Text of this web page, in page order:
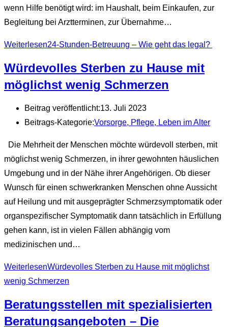
wenn Hilfe benötigt wird: im Haushalt, beim Einkaufen, zur
Begleitung bei Arztterminen, zur Übernahme…
Weiterlesen24-Stunden-Betreuung – Wie geht das legal?
Würdevolles Sterben zu Hause mit
möglichst wenig Schmerzen
Beitrag veröffentlicht:13. Juli 2023
Beitrags-Kategorie:Vorsorge, Pflege, Leben im Alter
Die Mehrheit der Menschen möchte würdevoll sterben, mit
möglichst wenig Schmerzen, in ihrer gewohnten häuslichen
Umgebung und in der Nähe ihrer Angehörigen. Ob dieser
Wunsch für einen schwerkranken Menschen ohne Aussicht
auf Heilung und mit ausgeprägter Schmerzsymptomatik oder
organspezifischer Symptomatik dann tatsächlich in Erfüllung
gehen kann, ist in vielen Fällen abhängig vom
medizinischen und…
WeiterlesenWürdevolles Sterben zu Hause mit möglichst
wenig Schmerzen
Beratungsstellen mit spezialisierten
Beratungsangeboten – Die